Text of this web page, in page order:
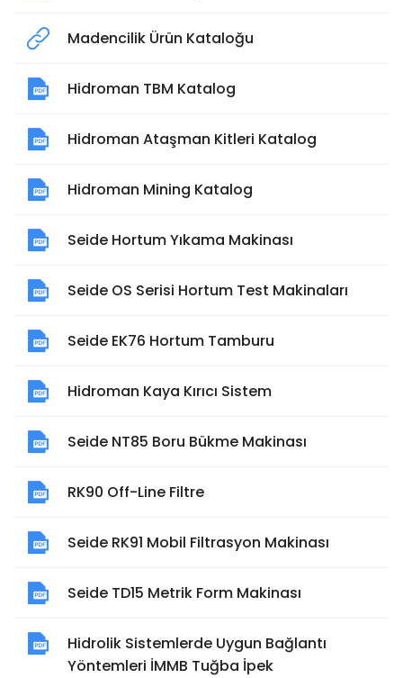
Madencilik Ürün Kataloğu
Hidroman TBM Katalog
Hidroman Ataşman Kitleri Katalog
Hidroman Mining Katalog
Seide Hortum Yıkama Makinası
Seide OS Serisi Hortum Test Makinaları
Seide EK76 Hortum Tamburu
Hidroman Kaya Kırıcı Sistem
Seide NT85 Boru Bükme Makinası
RK90 Off-Line Filtre
Seide RK91 Mobil Filtrasyon Makinası
Seide TD15 Metrik Form Makinası
Hidrolik Sistemlerde Uygun Bağlantı
Yöntemleri İMMB Tuğba İpek